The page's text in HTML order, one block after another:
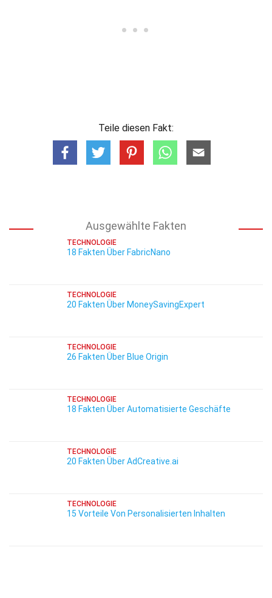
Teile diesen Fakt:
Ausgewählte Fakten
TECHNOLOGIE
18 Fakten Über FabricNano
TECHNOLOGIE
20 Fakten Über MoneySavingExpert
TECHNOLOGIE
26 Fakten Über Blue Origin
TECHNOLOGIE
18 Fakten Über Automatisierte Geschäfte
TECHNOLOGIE
20 Fakten Über AdCreative.ai
TECHNOLOGIE
15 Vorteile Von Personalisierten Inhalten